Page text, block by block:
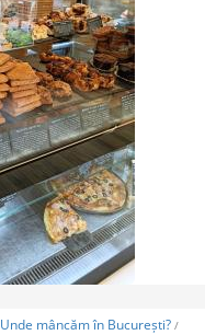
Unde mâncăm în București? /